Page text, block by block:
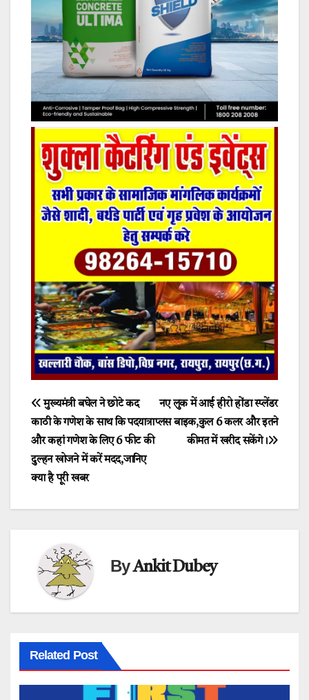
Post
navigation
नए लुक में आई हीरो होंडा स्प्लेंडर
प्लस बाइक,कुल 6 कलर और इतने
कीमत में खरीद सकेंगे।
मुख्यमंत्री बघेल ने छोटे कद
काठी के गणेश के साथ कि पदयात्रा
और कहां गणेश के लिए 6 फीट की
दुल्हन खोजने में करें मदद,जानिए
क्या है पूरी खबर
ByAnkit Dubey
Related Post